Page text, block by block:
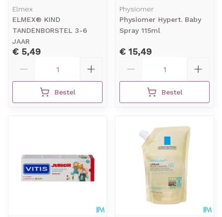
Elmex
ELMEX® KIND
TANDENBORSTEL 3-6
JAAR
€ 5,49
Bestel
Physiomer
Physiomer Hypert. Baby
Spray 115ml
€ 15,49
Bestel